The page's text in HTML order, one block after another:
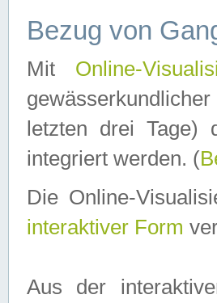
Bezug von
Mit Online-
letzten drei Tage)
integriert werden. (
Die Online-
interaktiver Form
Aus der